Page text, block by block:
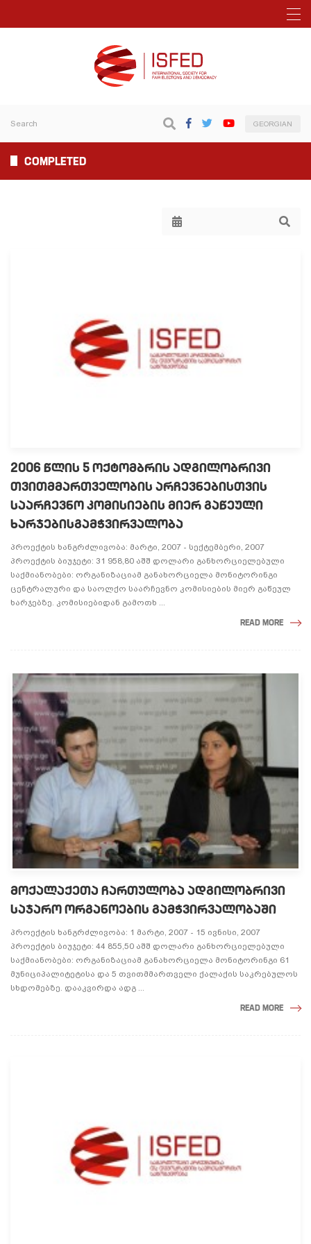
GEORGIAN
COMPLETED
2006 ᲬᲚᲘᲡ 5 ᲝᲥᲢᲝᲛᲑᲠᲘᲡ ᲐᲓᲒᲘᲚᲝᲑᲠᲘᲕᲘ
ᲗᲕᲘᲗᲛᲛᲐᲠᲗᲕᲔᲚᲝᲑᲘᲡ ᲐᲠᲩᲔᲕᲜᲔᲑᲘᲡᲗᲕᲘᲡ
ᲡᲐᲐᲠᲩᲔᲕᲜᲝ ᲙᲝᲛᲘᲡᲘᲔᲑᲘᲡ ᲛᲘᲔᲠ ᲒᲐᲬᲔᲣᲚᲘ
ᲮᲐᲠᲯᲔᲑᲘᲡᲒᲐᲛᲭᲕᲘᲠᲕᲐᲚᲝᲑᲐ
პროექტის ხანგრძლივობა: მარტი, 2007 - სექტემბერი, 2007
პროექტის ბიუჯეტი: 31 958,80 აშშ დოლარი განხორციელებული
საქმიანობები: ორგანიზაციამ განახორციელა მონიტორინგი
ცენტრალური და საოლქო საარჩევნო კომისიების მიერ გაწეულ
ხარჯებზე. კომისიებიდან გამოთხ ...
READ MORE
ᲛᲝᲥᲐᲚᲐᲥᲔᲗᲐ ᲩᲐᲠᲗᲣᲚᲝᲑᲐ ᲐᲓᲒᲘᲚᲝᲑᲠᲘᲕᲘ
ᲡᲐᲯᲐᲠᲝ ᲝᲠᲒᲐᲜᲝᲔᲑᲘᲡ ᲒᲐᲛᲭᲕᲘᲠᲕᲐᲚᲝᲑᲐᲨᲘ
პროექტის ხანგრძლივობა: 1 მარტი, 2007 - 15 ივნისი, 2007
პროექტის ბიუჯეტი: 44 855,50 აშშ დოლარი განხორციელებული
საქმიანობები: ორგანიზაციამ განახორციელა მონიტორინგი 61
მუნიციპალიტეტისა და 5 თვითმმართველი ქალაქის საკრებულოს
სხდომებზე. დააკვირდა ადგ ...
READ MORE